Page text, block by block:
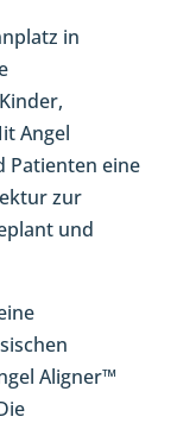
in
Angel
Patienten eine
zur
und
Aligner™